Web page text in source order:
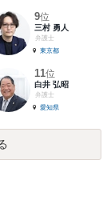
9位
三村 勇人
弁護士
東京都
11位
白井 弘昭
弁護士
愛知県